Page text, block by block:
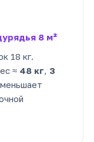
8 м²
18 кг.
≈ 48 кг, 3